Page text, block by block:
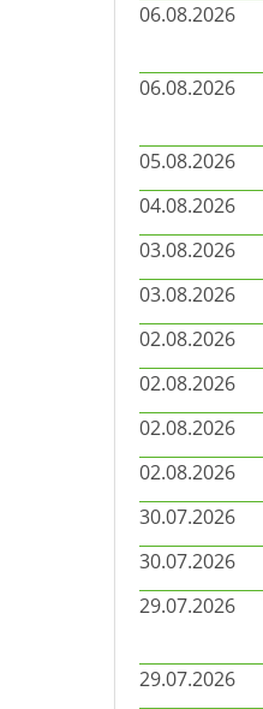
06.08.2026
06.08.2026
05.08.2026
04.08.2026
03.08.2026
03.08.2026
02.08.2026
02.08.2026
02.08.2026
02.08.2026
30.07.2026
30.07.2026
29.07.2026
29.07.2026